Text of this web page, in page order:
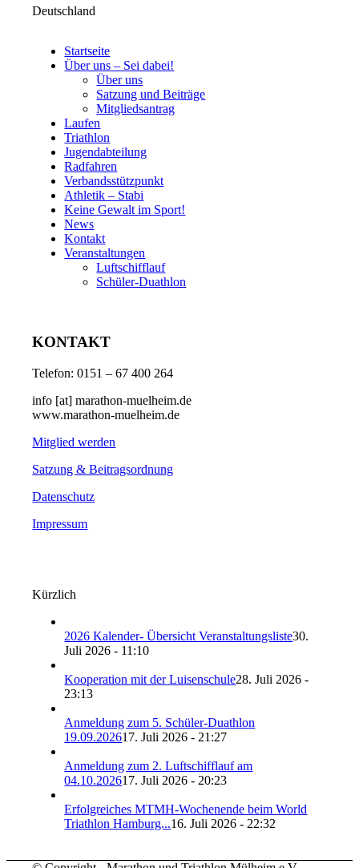
Deutschland
Startseite
Über uns – Sei dabei!
Über uns
Satzung und Beiträge
Mitgliedsantrag
Laufen
Triathlon
Jugendabteilung
Radfahren
Verbandsstützpunkt
Athletik – Stabi
Keine Gewalt im Sport!
News
Kontakt
Veranstaltungen
Luftschifflauf
Schüler-Duathlon
KONTAKT
Telefon: 0151 – 67 400 264
info [at] marathon-muelheim.de
www.marathon-muelheim.de
Mitglied werden
Satzung & Beitragsordnung
Datenschutz
Impressum
Kürzlich
2026 Kalender- Übersicht Veranstaltungsliste30.
Juli 2026 - 11:10
Kooperation mit der Luisenschule28. Juli 2026 -
23:13
Anmeldung zum 5. Schüler-Duathlon
19.09.202617. Juli 2026 - 21:27
Anmeldung zum 2. Luftschifflauf am
04.10.202617. Juli 2026 - 20:23
Erfolgreiches MTMH-Wochenende beim World
Triathlon Hamburg...16. Juli 2026 - 22:32